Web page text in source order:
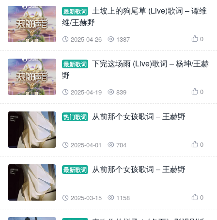
最新歌词
土坡上的狗尾草 (Live)歌词 – 谭维
维/王赫野
 2025-04-26  1387  0
最新歌词
下完这场雨 (Live)歌词 – 杨坤/王赫
野
 2025-04-19  839  0
热门歌词 从前那个女孩歌词 – 王赫野
 2025-04-01  704  0
最新歌词 从前那个女孩歌词 – 王赫野
 2025-03-15  1158  0